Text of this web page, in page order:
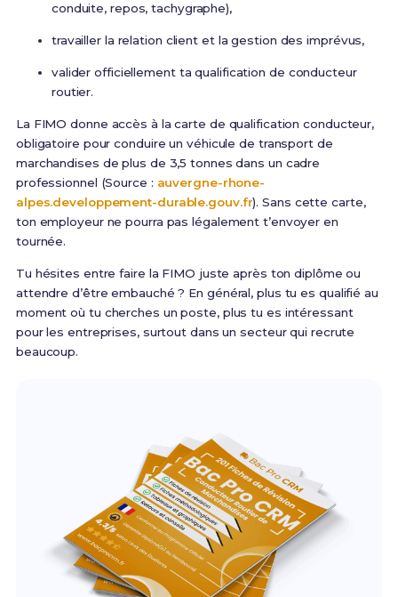
conduite, repos, tachygraphe),
travailler la relation client et la gestion des imprévus,
valider officiellement ta qualification de conducteur
routier.
La FIMO donne accès à la carte de qualification conducteur,
obligatoire pour conduire un véhicule de transport de
marchandises de plus de 3,5 tonnes dans un cadre
professionnel (Source : auvergne-rhone-
alpes.developpement-durable.gouv.fr). Sans cette carte,
ton employeur ne pourra pas légalement t’envoyer en
tournée.
Tu hésites entre faire la FIMO juste après ton diplôme ou
attendre d’être embauché ? En général, plus tu es qualifié au
moment où tu cherches un poste, plus tu es intéressant
pour les entreprises, surtout dans un secteur qui recrute
beaucoup.